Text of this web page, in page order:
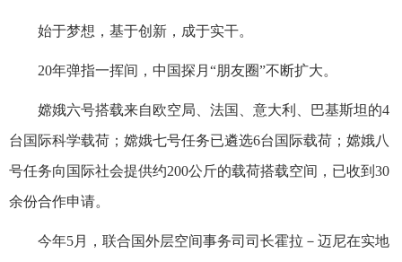
始于梦想，基于创新，成于实干。
20年弹指一挥间，中国探月“朋友圈”不断扩大。
嫦娥六号搭载来自欧空局、法国、意大利、巴基斯坦的4
台国际科学载荷；嫦娥七号任务已遴选6台国际载荷；嫦娥八
号任务向国际社会提供约200公斤的载荷搭载空间，已收到30
余份合作申请。
今年5月，联合国外层空间事务司司长霍拉－迈尼在实地